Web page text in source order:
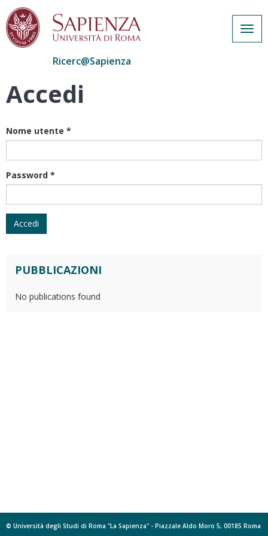
Salta
Ricerc@Sapienza
Accedi
Nome utente *
Password *
Accedi
PUBBLICAZIONI
No publications found
© Università degli Studi di Roma "La Sapienza" - Piazzale Aldo Moro 5, 00185 Roma